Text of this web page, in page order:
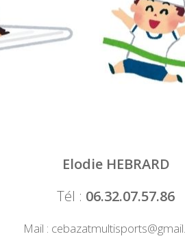
Elodie HEBRARD
Tél : 06.32.07.57.86
Mail :